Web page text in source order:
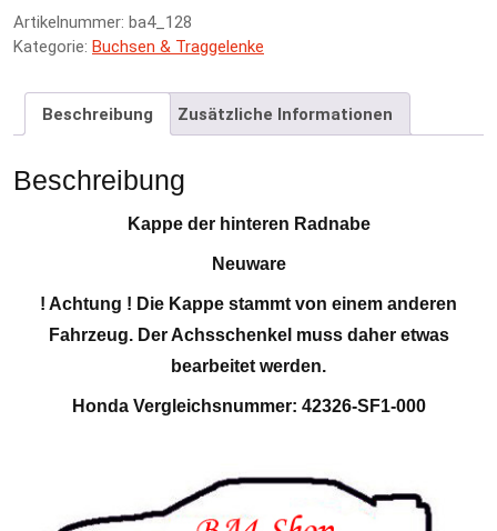
Artikelnummer: ba4_128
Kategorie: Buchsen & Traggelenke
Beschreibung Zusätzliche Informationen
Beschreibung
Kappe der hinteren Radnabe
Neuware
! Achtung ! Die Kappe stammt von einem anderen
Fahrzeug. Der Achsschenkel muss daher etwas
bearbeitet werden.
Honda Vergleichsnummer: 42326-SF1-000